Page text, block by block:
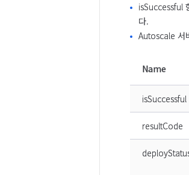
isSuccessful
다.
Autoscale 서
Name
isSuccessful
resultCode